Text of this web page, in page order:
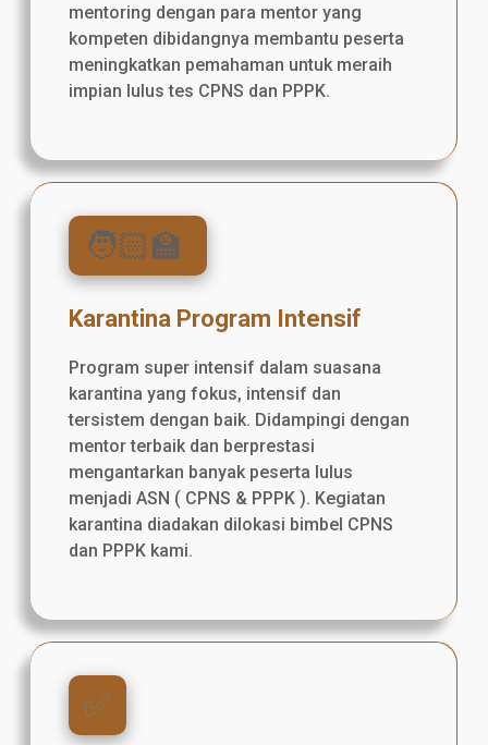
mentoring dengan para mentor yang
kompeten dibidangnya membantu peserta
meningkatkan pemahaman untuk meraih
impian lulus tes CPNS dan PPPK.
🧑🏻‍🏫
Karantina Program Intensif
Program super intensif dalam suasana
karantina yang fokus, intensif dan
tersistem dengan baik. Didampingi dengan
mentor terbaik dan berprestasi
mengantarkan banyak peserta lulus
menjadi ASN ( CPNS & PPPK ). Kegiatan
karantina diadakan dilokasi bimbel CPNS
dan PPPK kami.
✅️